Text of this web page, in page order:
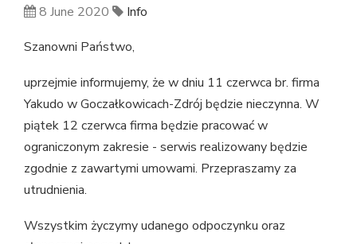
8 June 2020
Info
Szanowni Państwo,
uprzejmie informujemy, że w dniu 11 czerwca br. firma
Yakudo w Goczałkowicach-Zdrój będzie nieczynna. W
piątek 12 czerwca firma będzie pracować w
ograniczonym zakresie - serwis realizowany będzie
zgodnie z zawartymi umowami. Przepraszamy za
utrudnienia.
Wszystkim życzymy udanego odpoczynku oraz